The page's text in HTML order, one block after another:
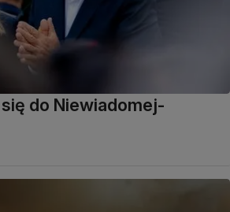
się do Niewiadomej-